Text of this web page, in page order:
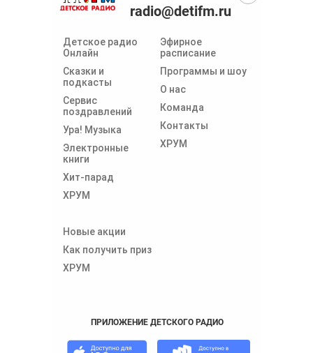
Детское радио
Онлайн
Сказки и
подкасты
Сервис
поздравлений
Ура! Музыка
Электронные
книги
Хит-парад
ХРУМ
Эфирное
расписание
Программы и шоу
О нас
Команда
Контакты
ХРУМ
Новые акции
Как получить приз
ХРУМ
radio@detifm.ru
ПРИЛОЖЕНИЕ ДЕТСКОГО РАДИО